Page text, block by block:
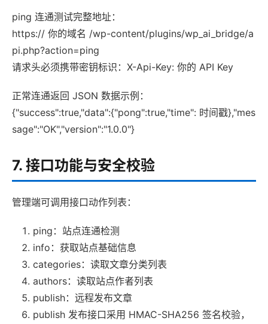
ping 连通测试完整地址：
https:// 你的域名 /wp-content/plugins/wp_ai_bridge/a
pi.php?action=ping
请求头必须携带密钥标识：X-Api-Key: 你的 API Key
正常连通返回 JSON 数据示例：
{"success":true,"data":{"pong":true,"time": 时间戳},"mes
sage":"OK","version":"1.0.0"}
7. 接口功能与安全校验
管理端可调用接口动作列表：
ping：站点连通检测
info：获取站点基础信息
categories：读取文章分类列表
authors：读取站点作者列表
publish：远程发布文章
publish 发布接口采用 HMAC-SHA256 签名校验，